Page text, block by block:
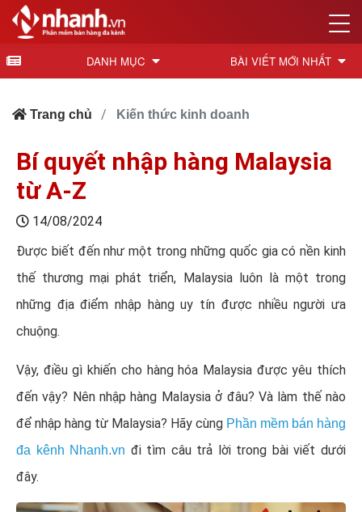
DANH MỤC BÀI VIẾT MỚI NHẤT
Trang chủ Kiến thức kinh doanh
Bí quyết nhập hàng Malaysia
từ A-Z
14/08/2024
Được biết đến như một trong những quốc gia có nền kinh
thế thương mại phát triển, Malaysia luôn là một trong
những địa điểm nhập hàng uy tín được nhiều người ưa
chuộng.
Vậy, điều gì khiến cho hàng hóa Malaysia được yêu thích
đến vậy? Nên nhập hàng Malaysia ở đâu? Và làm thế nào
để nhập hàng từ Malaysia? Hãy cùng Phần mềm bán hàng
đa kênh Nhanh.vn đi tìm câu trả lời trong bài viết dưới
đây.